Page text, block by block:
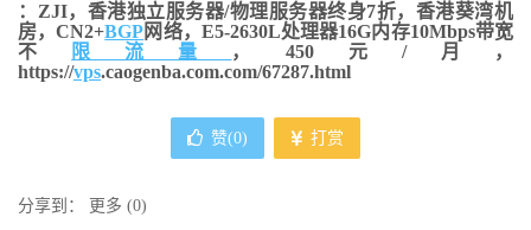
：ZJI，香港独立服务器/物理服务器终身7折，香港葵湾机
房，CN2+BGP网络，E5-2630L处理器16G内存10Mbps带宽
不
限流量 ，450元/月，
https://vps.caogenba.com.com/67287.html
赞(0) 打赏
分享到： 更多 (0)